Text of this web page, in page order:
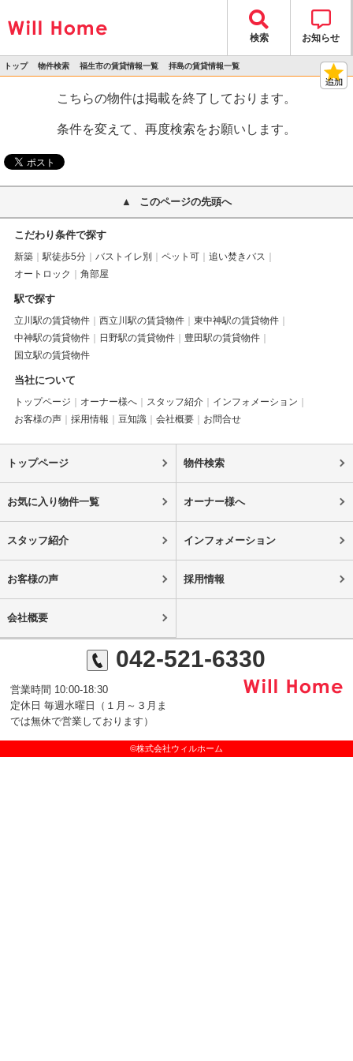
検索 お知らせ
トップ 物件検索 福生市の賃貸情報一覧 拝島の賃貸情報一覧
こちらの物件は掲載を終了しております。
条件を変えて、再度検索をお願いします。
このページの先頭へ
こだわり条件で探す
新築 駅徒歩5分 バストイレ別 ペット可
追い焚きバス
オートロック
角部屋
駅で探す
立川駅の賃貸物件 西立川駅の賃貸物件
東中神駅の賃貸物件
中神駅の賃貸物件
日野駅の賃貸物件
豊田駅の賃貸物件
国立駅の賃貸物件
当社について
トップページ オーナー様へ スタッフ紹介
インフォメーション
お客様の声
採用情報 豆知識 会社概要 お問合せ
トップページ 物件検索
お気に入り物件一覧 オーナー様へ
スタッフ紹介 インフォメーション
お客様の声 採用情報
会社概要
042-521-6330
営業時間 10:00-18:30
定休日 毎週水曜日（１月～３月ま
では無休で営業しております）
©株式会社ウィルホーム